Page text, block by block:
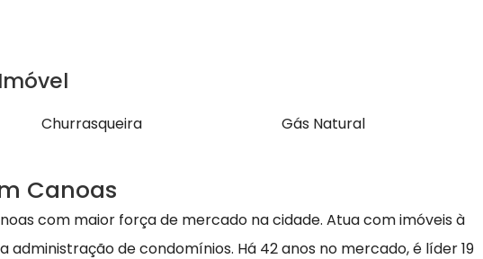
Churrasqueira Gás Natural
Canoas
com maior força de mercado na cidade. Atua com imóveis à
administração de condomínios. Há 42 anos no mercado, é líder 19